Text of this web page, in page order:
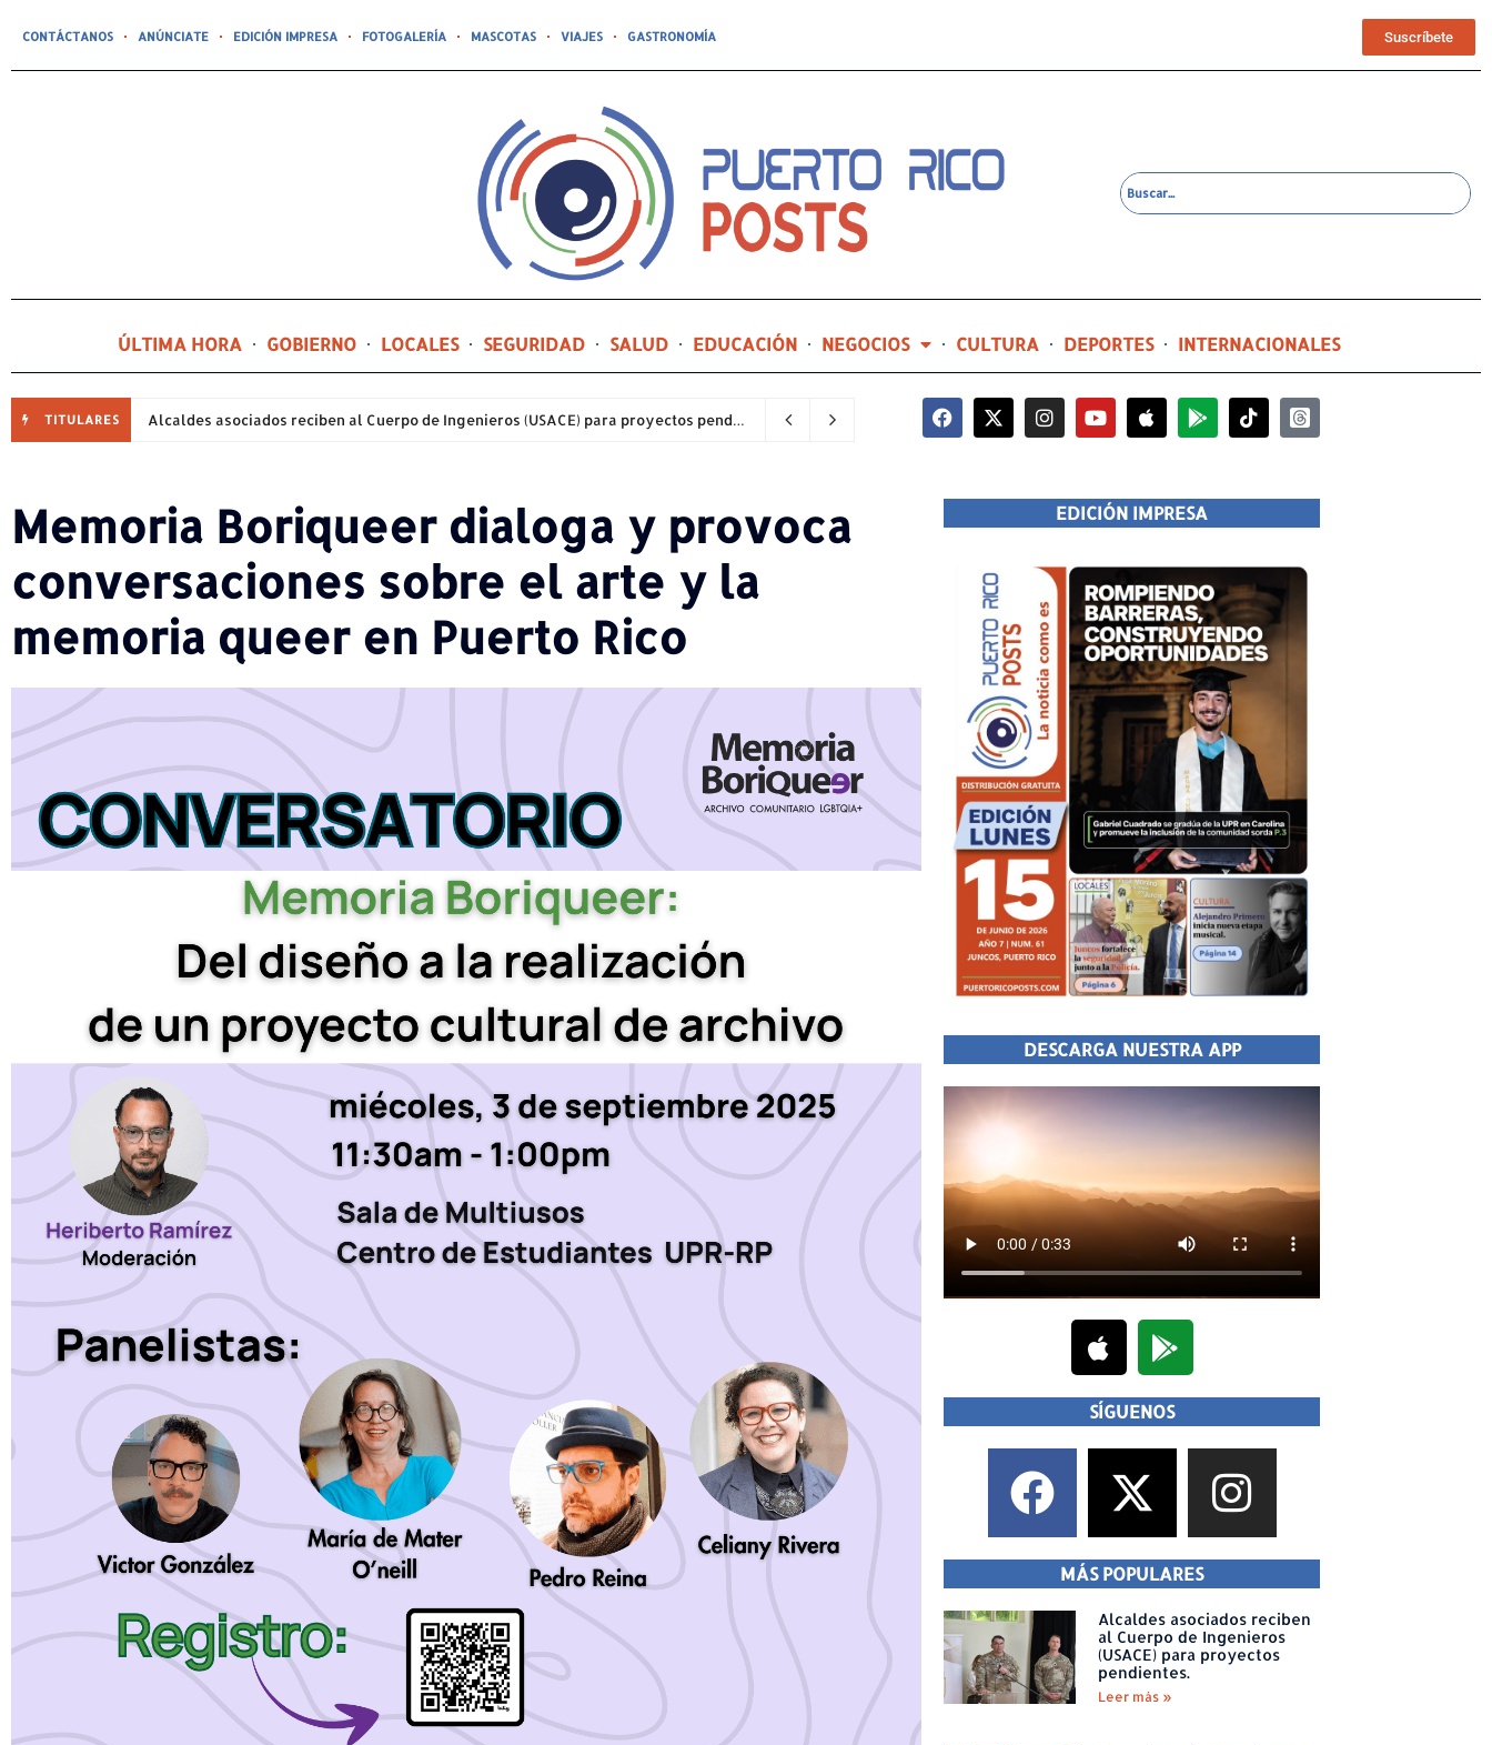
CONTÁCTANOS ANÚNCIATE EDICIÓN IMPRESA FOTOGALERÍA MASCOTAS VIAJES GASTRONOMÍA Suscríbete
ÚLTIMA HORA GOBIERNO LOCALES SEGURIDAD SALUD EDUCACIÓN NEGOCIOS CULTURA DEPORTES INTERNACIONALES
TITULARES Alcaldes asociados reciben al Cuerpo de Ingenieros (USACE) para proyectos pendientes. 1 hora ago
Memoria Boriqueer dialoga y provoca
conversaciones sobre el arte y la
memoria queer en Puerto Rico
EDICIÓN IMPRESA
DESCARGA NUESTRA APP
SÍGUENOS
MÁS POPULARES
Alcaldes asociados reciben
al Cuerpo de Ingenieros
(USACE) para proyectos
pendientes.
Leer más »